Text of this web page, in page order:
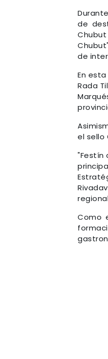
de
de
En
Rada
el sello
"Festín
Como